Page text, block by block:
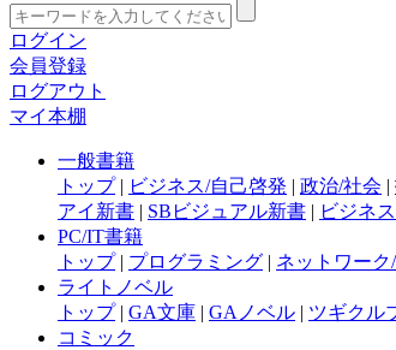
ログイン
会員登録
ログアウト
マイ本棚
一般書籍
トップ| ビジネス/自己啓発 | 政治/社会 |
アイ新書 | SBビジュアル新書 | ビジネ
PC/IT書籍
トップ| プログラミング | ネットワーク
ライトノベル
トップ| GA文庫 | GAノベル | ツギクル
コミック